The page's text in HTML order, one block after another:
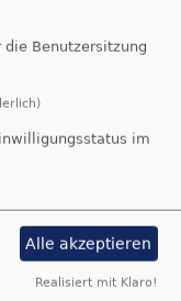
ist eine
luth.
die Benutzersitzung
im
Alle akzeptieren
Realisiert mit Klaro!